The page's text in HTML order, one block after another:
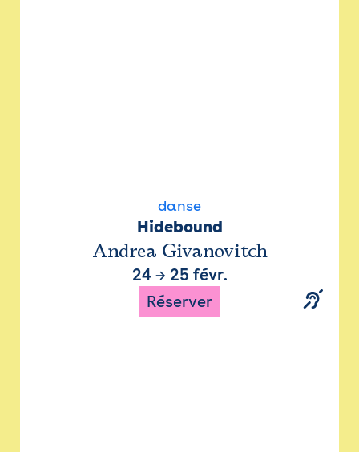
danse
Hidebound
Andrea Givanovitch
24→ 25 févr.
Réserver